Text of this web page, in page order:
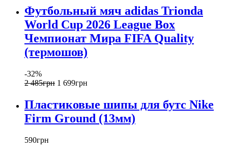
Футбольный мяч adidas Trionda
World Cup 2026 League Box
Чемпионат Мира FIFA Quality
(термошов)
-32%
2 485грн 1 699грн
Пластиковые шипы для бутс Nike
Firm Ground (13мм)
590грн